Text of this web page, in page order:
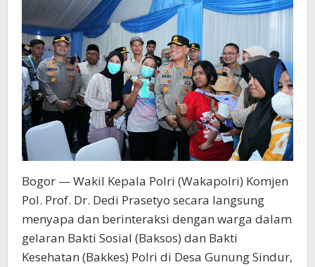
Bogor — Wakil Kepala Polri (Wakapolri) Komjen
Pol. Prof. Dr. Dedi Prasetyo secara langsung
menyapa dan berinteraksi dengan warga dalam
gelaran Bakti Sosial (Baksos) dan Bakti
Kesehatan (Bakkes) Polri di Desa Gunung Sindur,